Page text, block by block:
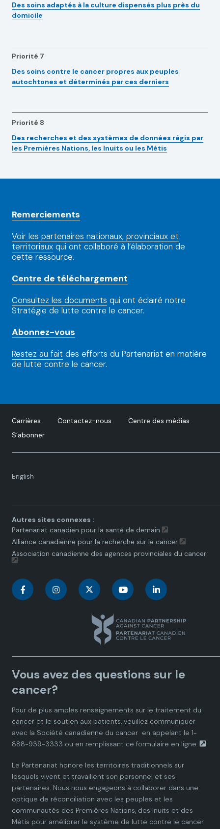
Des soins adaptés à la culture dispensés plus près du
domicile
Priorité 7
Des soins contre le cancer propres aux peuples
autochtones et déterminés par ces derniers
Priorité 8
Des recherches et des systèmes de données régis par
les Premières Nations, les Inuits ou les Métis
Remerciements
Voir les partenaires nationaux, provinciaux et
territoriaux qui ont collaboré à l’élaboration de
cette ressource.
Centre de téléchargement
Consultez les documents qui ont éclairé notre
Stratégie de lutte contre le cancer.
Abonnez-vous
Restez au fait des efforts du Partenariat en matière
de lutte contre le cancer.
Carrières Contactez-nous
Centre des médias
S’abonner
English
Language
Autres sites connexes :
Partenariat canadien pour la santé de demain
Alliance canadienne pour la recherche sur le cancer
Association canadienne des agences provinciales du cancer
C
a
d
a
n
P
a
r
C
a
d
a
n
P
a
r
n
a
d
a
n
P
a
r
C
n
a
d
a
n
P
a
r
C
n
a
d
a
n
P
a
r
Vous avez des questions sur le
cancer?
Pour de plus amples renseignements sur le traitement du
cancer et le soutien aux patients, veuillez communiquer
avec la Société canadienne du cancer en appelant le 1-
888-939-3333 ou en remplissant ce formulaire en ligne.
Le Partenariat honore les territoires traditionnels sur
lesquels vivent et travaillent son personnel et ses
partenaires. Nous nous engageons à collaborer dans une
optique de réconciliation avec les peuples et les
communautés des Premières Nations, des Inuits et des
Métis pour améliorer le système de lutte contre le cancer